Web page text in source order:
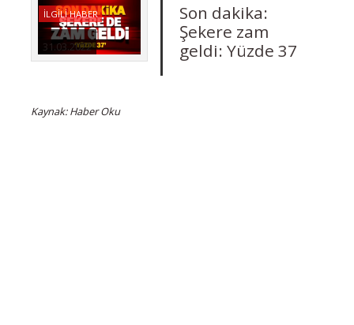
31.03.2022
Son dakika:
Şekere zam
geldi: Yüzde 37
İLGİLİ HABER
Kaynak: Haber Oku